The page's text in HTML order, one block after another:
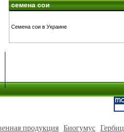
семена сои
Семена сои в Украине
продукция Биогумус